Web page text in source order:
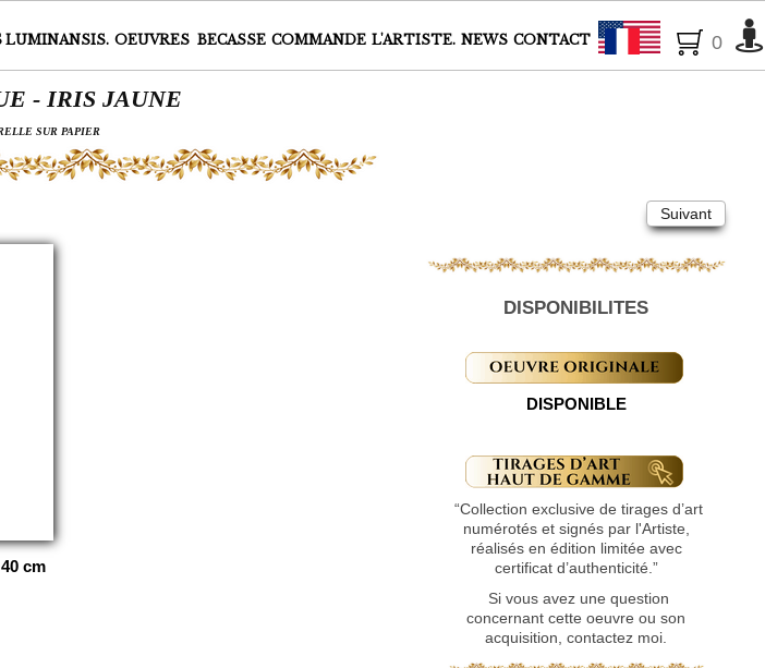
LUMINANSIS. OEUVRES BECASSE COMMANDE L'ARTISTE. NEWS CONTACT Français
0
- IRIS JAUNE
SUR PAPIER
Suivant
cm
DISPONIBILITES
DISPONIBLE
“Collection exclusive de tirages d’art
numérotés et signés par l'Artiste,
réalisés en édition limitée avec
certificat d’authenticité.”
Si vous avez une question
concernant cette oeuvre ou son
acquisition, contactez moi.